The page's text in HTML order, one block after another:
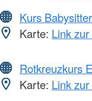
Kurs
Karte: Link
Rotkreuzkurs
Karte: Link